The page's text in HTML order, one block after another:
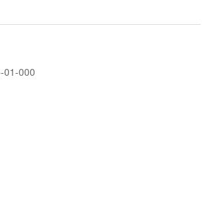
01-000